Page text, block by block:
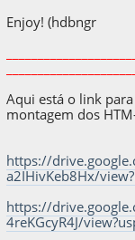
Enjoy! (hdbngr
Aqui está o link
montagem dos
https://
a2IHivKeb8Hx/
https://
4reKGcyR4J/